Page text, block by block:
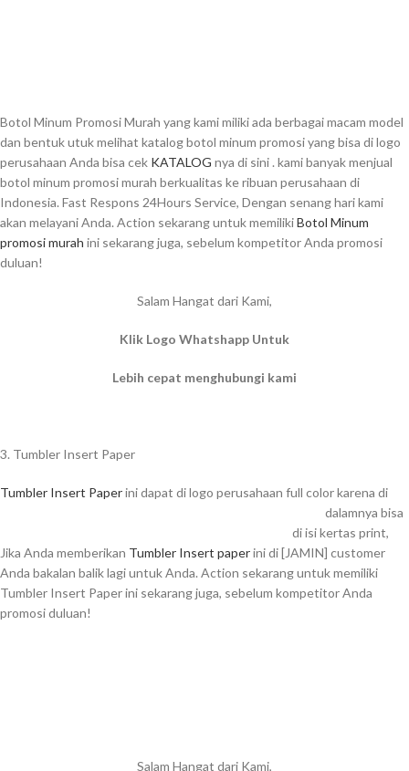
Botol Minum Promosi Murah yang kami miliki ada berbagai macam model
dan bentuk utuk melihat katalog botol minum promosi yang bisa di logo
perusahaan Anda bisa cek KATALOG nya di sini . kami banyak menjual
botol minum promosi murah berkualitas ke ribuan perusahaan di
Indonesia. Fast Respons 24Hours Service, Dengan senang hari kami
akan melayani Anda. Action sekarang untuk memilikiBotol Minum
promosi murah ini sekarang juga, sebelum kompetitor Anda promosi
duluan!
Salam Hangat dari Kami,
Klik Logo Whatshapp Untuk
Lebih cepat menghubungi kami
3. Tumbler Insert Paper
Tumbler Insert Paperini dapat di logo perusahaan full color karena di
dalamnya bisa
di isi kertas print,
Jika Anda memberikan Tumbler Insert paperini di [JAMIN] customer
Anda bakalan balik lagi untuk Anda. Action sekarang untuk memiliki
Tumbler Insert Paper ini sekarang juga, sebelum kompetitor Anda
promosi duluan!
Salam Hangat dari Kami,